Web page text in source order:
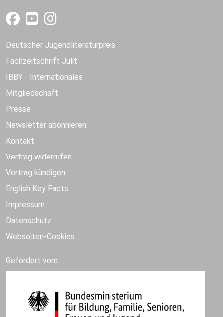
Deutscher Jugendliteraturpreis
Fachzeitschrift Julit
IBBY - Internationales
Mitgliedschaft
Presse
Newsletter abonnieren
Kontakt
Vertrag widerrufen
Vertrag kündigen
English Key Facts
Impressum
Datenschutz
Webseiten-Cookies
Gefördert vom: